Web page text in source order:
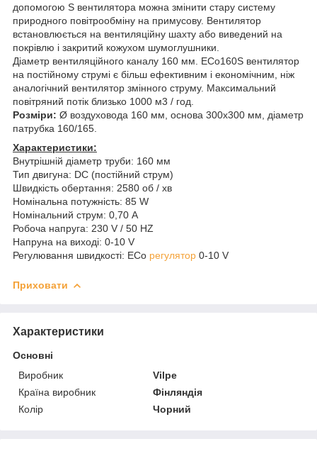
допомогою S вентилятора можна змінити стару систему
природного повітрообміну на примусову. Вентилятор
встановлюється на вентиляційну шахту або виведений на
покрівлю і закритий кожухом шумоглушники.
Діаметр вентиляційного каналу 160 мм. ЕСо160Ѕ вентилятор
на постійному струмі є більш ефективним і економічним, ніж
аналогічний вентилятор змінного струму. Максимальний
повітряний потік близько 1000 м3 / год.
Розміри: Ø воздуховода 160 мм, основа 300х300 мм, діаметр
патрубка 160/165.
Характеристики:
Внутрішній діаметр труби: 160 мм
Тип двигуна: DC (постійний струм)
Швидкість обертання: 2580 об / хв
Номінальна потужність: 85 W
Номінальний струм: 0,70 А
Робоча напруга: 230 V / 50 HZ
Напруна на виході: 0-10 V
Регулювання швидкості: ECo регулятор 0-10 V
Приховати
Характеристики
Основні
Виробник
Vilpe
Країна виробник
Фінляндія
Колір
Чорний